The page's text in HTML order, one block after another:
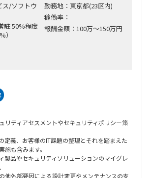
ス/ソフトウ
駐 50%程度
）
勤務地：東京都(23区内)
稼働率：
報酬金額：100万～150万円
リティアセスメントやセキュリティポリシー策
定義、お客様のIT課題の整理とそれを踏まえた
施も含みます。
製品やセキュリティソリューションのマイグレ
他外部要因による設計変更やメンテナンスの支